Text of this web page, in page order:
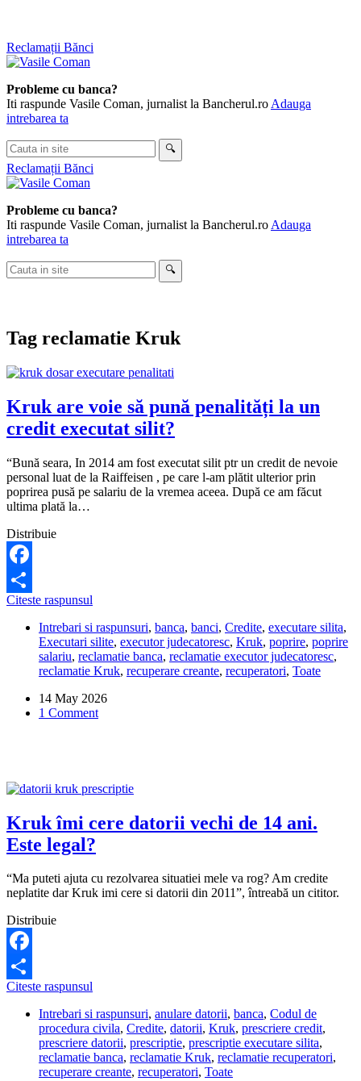
Skip
to
Reclamații Bănci
Probleme cu banca?
Iti raspunde Vasile Coman, jurnalist la Bancherul.ro Adauga
intrebarea ta
Cauta
in
site
🔍
Reclamații Bănci
Probleme cu banca?
Iti raspunde Vasile Coman, jurnalist la Bancherul.ro Adauga
intrebarea ta
Cauta
in
🔍
Tag reclamatie Kruk
Kruk are voie să pună penalități la un
credit executat silit?
“Bună seara, In 2014 am fost executat silit ptr un credit de nevoie
personal luat de la Raiffeisen , pe care l-am plătit ulterior prin
poprirea pusă pe salariu de la vremea aceea. După ce am făcut
ultima plată la…
Distribuie
Facebook
Share
Citeste raspunsul
voie
să
pună
penalități
un
credit
Intrebari si raspunsuri, banca, banci, Credite, executare silita,
Executari silite, executor judecatoresc, Kruk, poprire, poprire
salariu, reclamatie banca, reclamatie executor judecatoresc,
reclamatie Kruk, recuperare creante, recuperatori, Toate
14 May 2026
1 Comment
Kruk îmi cere datorii vechi de 14 ani.
Este legal?
“Ma puteti ajuta cu rezolvarea situatiei mele va rog? Am credite
neplatite dar Kruk imi cere si datorii din 2011”, întreabă un cititor.
Distribuie
Facebook
Share
Citeste raspunsul
cere
datorii
vechi
de
14
Intrebari si raspunsuri, anulare datorii, banca, Codul de
procedura civila, Credite, datorii, Kruk, prescriere credit,
prescriere datorii, prescriptie, prescriptie executare silita,
reclamatie banca, reclamatie Kruk, reclamatie recuperatori,
recuperare creante, recuperatori, Toate